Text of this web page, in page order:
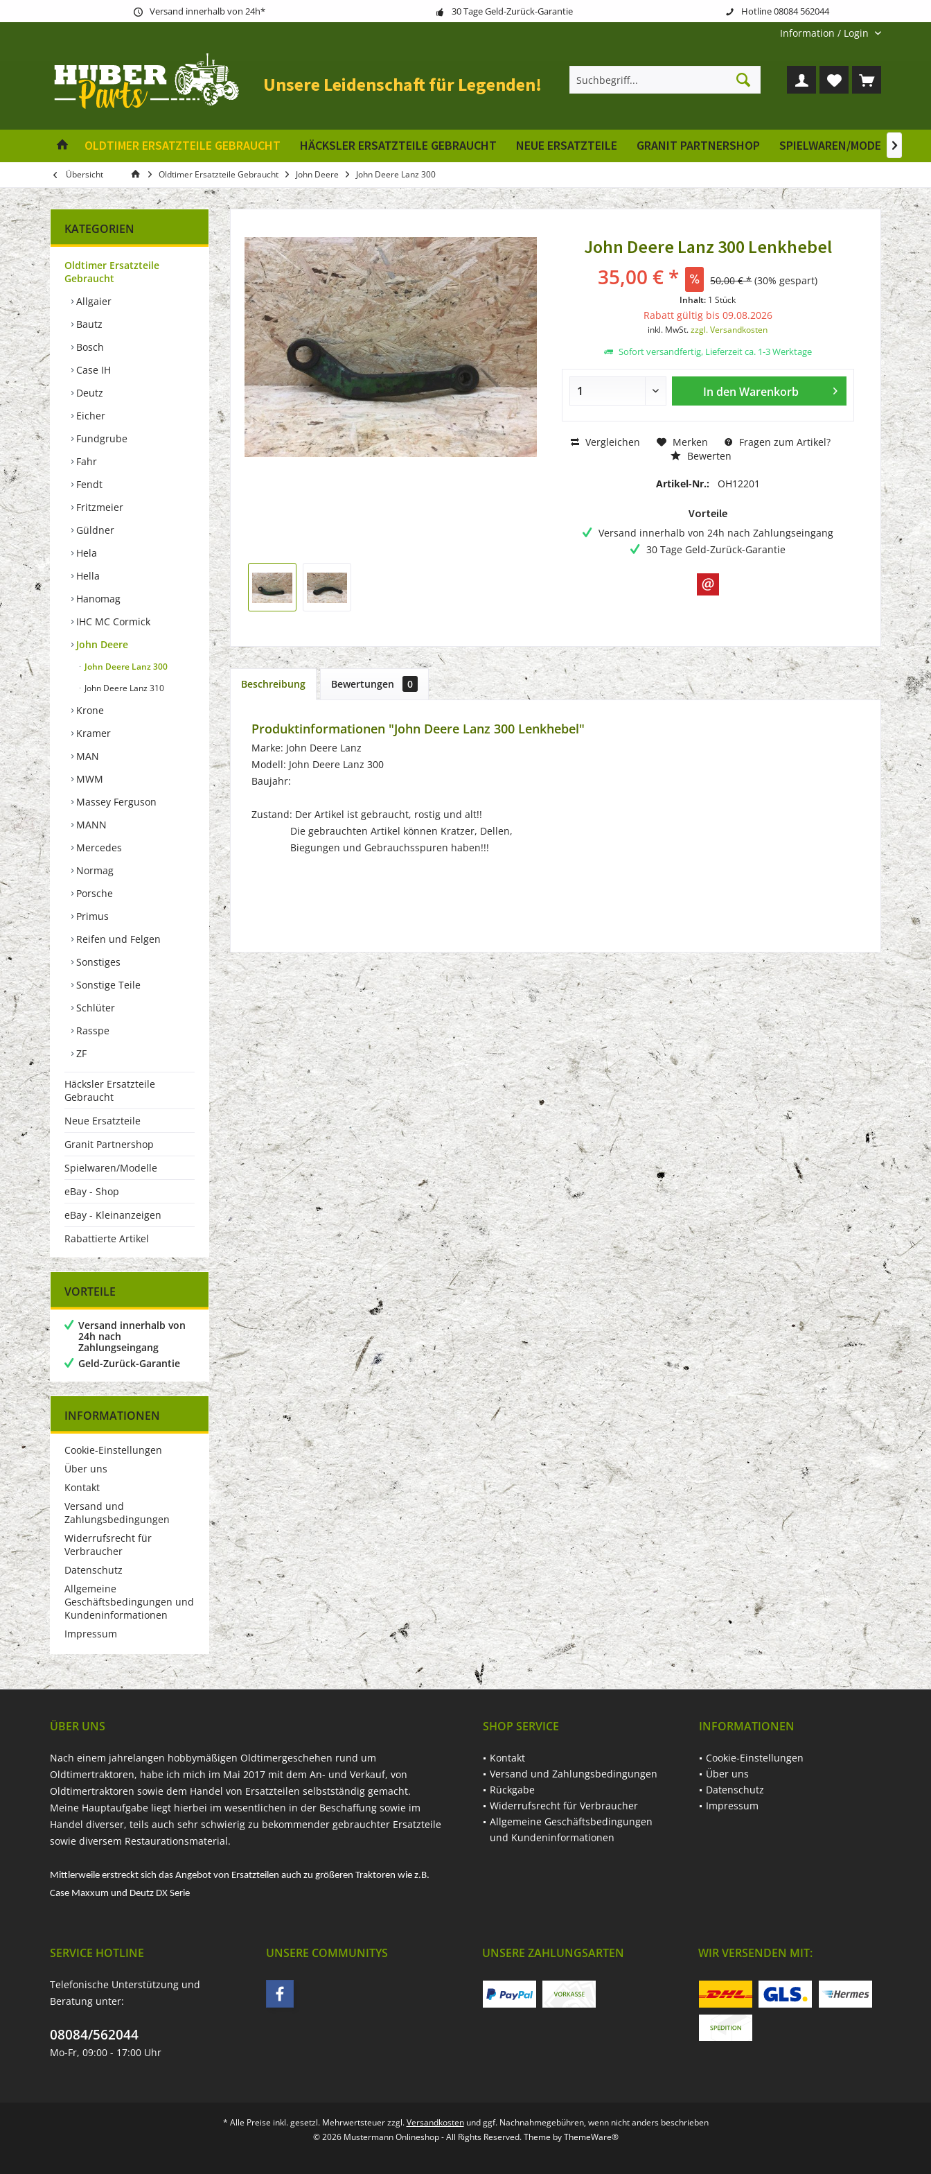
Versand innerhalb von 24h* 30 Tage Geld-Zurück-Garantie Hotline 08084 562044
Information / Login
Unsere Leidenschaft für Legenden!
OLDTIMER ERSATZTEILE GEBRAUCHT HÄCKSLER ERSATZTEILE GEBRAUCHT NEUE ERSATZTEILE GRANIT PARTNERSHOP SPIELWAREN/MODELLE

Übersicht Oldtimer Ersatzteile Gebraucht John Deere John Deere Lanz 300
KATEGORIEN
Oldtimer Ersatzteile
Gebraucht
Allgaier
Bautz
Bosch
Case IH
Deutz
Eicher
Fundgrube
Fahr
Fendt
Fritzmeier
Güldner
Hela
Hella
Hanomag
IHC MC Cormick
John Deere
John Deere Lanz 300
John Deere Lanz 310
Krone
Kramer
MAN
MWM
Massey Ferguson
MANN
Mercedes
Normag
Porsche
Primus
Reifen und Felgen
Sonstiges
Sonstige Teile
Schlüter
Rasspe
ZF
Häcksler Ersatzteile
Gebraucht
Neue Ersatzteile
Granit Partnershop
Spielwaren/Modelle
eBay - Shop
eBay - Kleinanzeigen
Rabattierte Artikel
VORTEILE
Versand innerhalb von
24h nach
Zahlungseingang
Geld-Zurück-Garantie
INFORMATIONEN
Cookie-Einstellungen
Über uns
Kontakt
Versand und
Zahlungsbedingungen
Widerrufsrecht für
Verbraucher
Datenschutz
Allgemeine
Geschäftsbedingungen und
Kundeninformationen
Impressum
John Deere Lanz 300 Lenkhebel
35,00 € * 50,00 € * (30% gespart)
Inhalt: 1 Stück
Rabatt gültig bis 09.08.2026
inkl. MwSt.zzgl. Versandkosten
Sofort versandfertig, Lieferzeit ca. 1-3 Werktage
In den Warenkorb
Vergleichen Merken
Fragen zum Artikel?
Bewerten
Artikel-Nr.: OH12201
Vorteile
Versand innerhalb von 24h nach Zahlungseingang
30 Tage Geld-Zurück-Garantie
Beschreibung Bewertungen 0
Produktinformationen "John Deere Lanz 300 Lenkhebel"
Marke: John Deere Lanz
Modell: John Deere Lanz 300
Baujahr:
Zustand: Der Artikel ist gebraucht, rostig und alt!!
Die gebrauchten Artikel können Kratzer, Dellen,
Biegungen und Gebrauchsspuren haben!!!
ÜBER UNS
Nach einem jahrelangen hobbymäßigen Oldtimergeschehen rund um
Oldtimertraktoren, habe ich mich im Mai 2017 mit dem An- und Verkauf, von
Oldtimertraktoren sowie dem Handel von Ersatzteilen selbstständig gemacht.
Meine Hauptaufgabe liegt hierbei im wesentlichen in der Beschaffung sowie im
Handel diverser, teils auch sehr schwierig zu bekommender gebrauchter Ersatzteile
sowie diversem Restaurationsmaterial.
Mittlerweile erstreckt sich das Angebot von Ersatzteilen auch zu größeren Traktoren wie z.B.
Case Maxxum und Deutz DX Serie
SHOP SERVICE
Kontakt
Versand und Zahlungsbedingungen
Rückgabe
Widerrufsrecht für Verbraucher
Allgemeine Geschäftsbedingungen
und Kundeninformationen
INFORMATIONEN
Cookie-Einstellungen
Über uns
Datenschutz
Impressum
SERVICE HOTLINE
Telefonische Unterstützung und
Beratung unter:
08084/562044
Mo-Fr, 09:00 - 17:00 Uhr
UNSERE COMMUNITYS UNSERE ZAHLUNGSARTEN WIR VERSENDEN MIT:
* Alle Preise inkl. gesetzl. Mehrwertsteuer zzgl.Versandkostenund ggf. Nachnahmegebühren, wenn nicht anders beschrieben
© 2026 Mustermann Onlineshop - All Rights Reserved. Theme byThemeWare®